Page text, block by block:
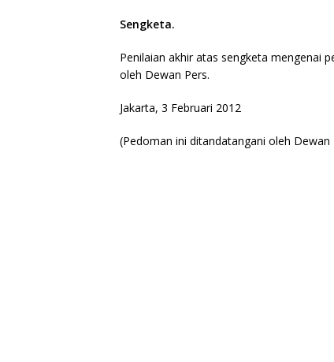
Sengketa.
Penilaian akhir atas sengketa mengenai
oleh Dewan Pers.
Jakarta, 3 Februari 2012
(Pedoman ini ditandatangani oleh